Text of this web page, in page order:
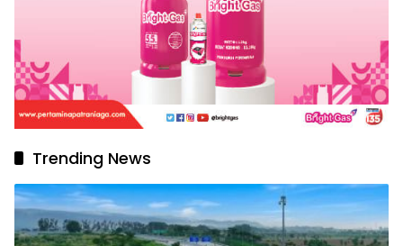
Trending News